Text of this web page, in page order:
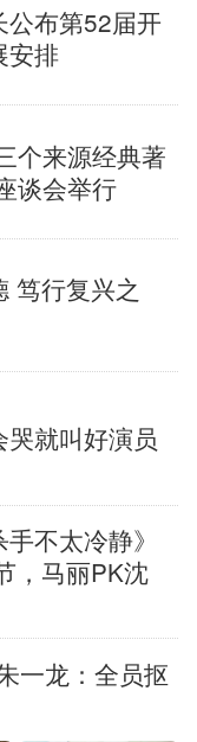
公布第52届开
安排
个来源经典著
谈会举行
笃行复兴之
就叫好演员
不太冷静》
，马丽PK沈
一龙：全员抠